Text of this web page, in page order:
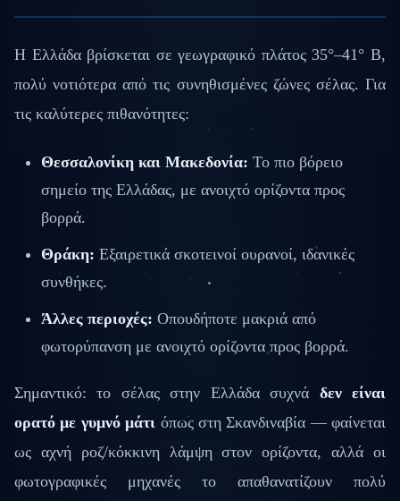
Η Ελλάδα βρίσκεται σε γεωγραφικό πλάτος 35°–41° Β,
πολύ νοτιότερα από τις συνηθισμένες ζώνες σέλας. Για
τις καλύτερες πιθανότητες:
Θεσσαλονίκη και Μακεδονία: Το πιο βόρειο
σημείο της Ελλάδας, με ανοιχτό ορίζοντα προς
βορρά.
Θράκη: Εξαιρετικά σκοτεινοί ουρανοί, ιδανικές
συνθήκες.
Άλλες περιοχές: Οπουδήποτε μακριά από
φωτορύπανση με ανοιχτό ορίζοντα προς βορρά.
Σημαντικό: το σέλας στην Ελλάδα συχνά δεν είναι
ορατό με γυμνό μάτι όπως στη Σκανδιναβία — φαίνεται
ως αχνή ροζ/κόκκινη λάμψη στον ορίζοντα, αλλά οι
φωτογραφικές μηχανές το απαθανατίζουν πολύ